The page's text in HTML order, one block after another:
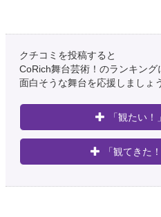
クチコミを投稿すると
CoRich舞台芸術！のランキング
面白そうな舞台を応援しましょ
「観たい
「観てきた